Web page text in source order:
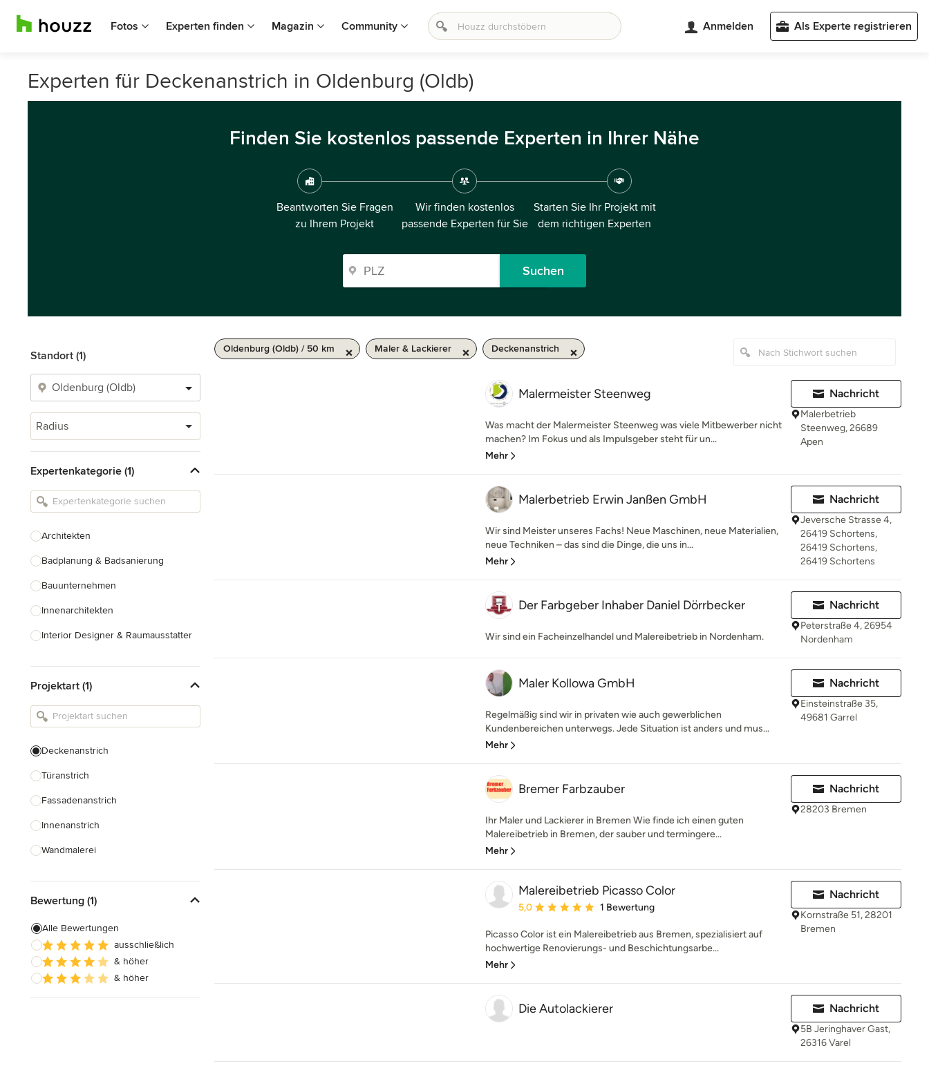
Fotos Experten finden Magazin Community Anmelden Als Experte registrieren
Experten für Deckenanstrich in Oldenburg (Oldb)
Finden Sie kostenlos passende Experten in Ihrer Nähe
Beantworten Sie Fragen
zu Ihrem Projekt
Wir finden kostenlos
passende Experten für Sie
Starten Sie Ihr Projekt mit
dem richtigen Experten
Suchen
Standort (1)
Radius
Expertenkategorie (1)
Architekten
Badplanung & Badsanierung
Bauunternehmen
Innenarchitekten
Interior Designer & Raumausstatter
Landschaftsarchitekten
Armaturen & Sanitärbedarf
Projektart (1)
Deckenanstrich
Türanstrich
Fassadenanstrich
Innenanstrich
Wandmalerei
Tapezierung
Alle anzeigen
Bewertung (1)
Alle Bewertungen
ausschließlich
& höher
& höher
Oldenburg (Oldb) / 50 km Maler & Lackierer Deckenanstrich
Malermeister Steenweg
Was macht der Malermeister Steenweg was viele Mitbewerber nicht
machen? Im Fokus und als Impulsgeber steht für un...
Mehr
Nachricht
Malerbetrieb
Steenweg, 26689
Apen
Malerbetrieb Erwin Janßen GmbH
Wir sind Meister unseres Fachs! Neue Maschinen, neue Materialien,
neue Techniken – das sind die Dinge, die uns in...
Mehr
Nachricht
Jeversche Strasse 4,
26419 Schortens,
26419 Schortens,
26419 Schortens
Der Farbgeber Inhaber Daniel Dörrbecker
Wir sind ein Facheinzelhandel und Malereibetrieb in Nordenham.
Nachricht
Peterstraße 4, 26954
Nordenham
Maler Kollowa GmbH
Regelmäßig sind wir in privaten wie auch gewerblichen
Kundenbereichen unterwegs. Jede Situation ist anders und mus...
Mehr
Nachricht
Einsteinstraße 35,
49681 Garrel
Bremer Farbzauber
Ihr Maler und Lackierer in Bremen Wie finde ich einen guten
Malereibetrieb in Bremen, der sauber und termingere...
Mehr
Nachricht
28203 Bremen
Malereibetrieb Picasso Color
Durchschnittliche Bewertung: 5 von 5 Sternen
5,0 1 Bewertung
Picasso Color ist ein Malereibetrieb aus Bremen, spezialisiert auf
hochwertige Renovierungs- und Beschichtungsarbe...
Mehr
Nachricht
Kornstraße 51, 28201
Bremen
Die Autolackierer Nachricht
5B Jeringhaver Gast,
26316 Varel